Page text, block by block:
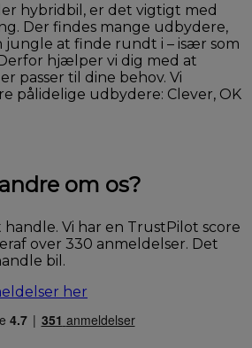
hybridbil, er det vigtigt med
Der findes mange udbydere,
at finde rundt i – især som
hjælper vi dig med at
passer til dine behov. Vi
pålidelige udbydere: Clever, OK
om os?
Vi har en TrustPilot score
over 330 anmeldelser. Det
bil.
her